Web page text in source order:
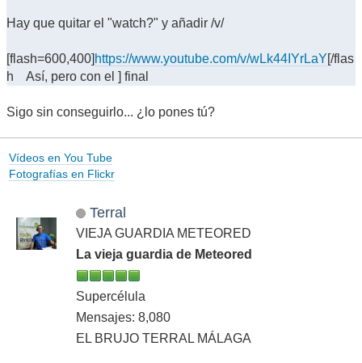
Hay que quitar el "watch?" y añadir /v/
[flash=600,400] https://www.youtube.com/v/wLk44IYrLaY[/flas
h Así, pero con el ] final
Sigo sin conseguirlo... ¿lo pones tú?
Vídeos en You Tube
Fotografías en Flickr
Terral
VIEJA GUARDIA METEORED
La vieja guardia de Meteored
Supercélula
Mensajes: 8,080
EL BRUJO TERRAL MÁLAGA